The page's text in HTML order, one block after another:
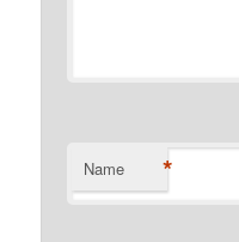
Name *